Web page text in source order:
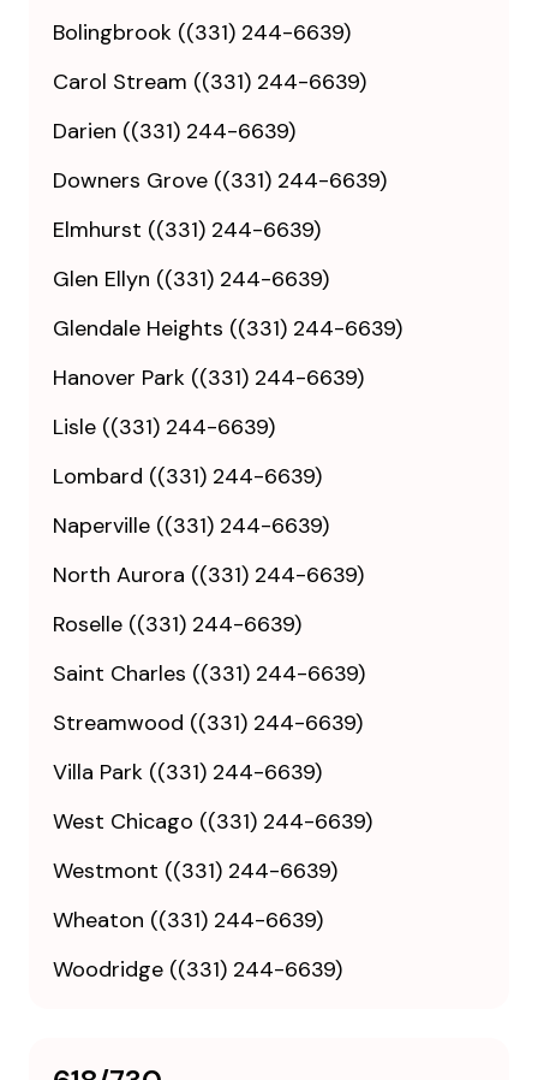
Bolingbrook ((331) 244-6639)
Carol Stream ((331) 244-6639)
Darien ((331) 244-6639)
Downers Grove ((331) 244-6639)
Elmhurst ((331) 244-6639)
Glen Ellyn ((331) 244-6639)
Glendale Heights ((331) 244-6639)
Hanover Park ((331) 244-6639)
Lisle ((331) 244-6639)
Lombard ((331) 244-6639)
Naperville ((331) 244-6639)
North Aurora ((331) 244-6639)
Roselle ((331) 244-6639)
Saint Charles ((331) 244-6639)
Streamwood ((331) 244-6639)
Villa Park ((331) 244-6639)
West Chicago ((331) 244-6639)
Westmont ((331) 244-6639)
Wheaton ((331) 244-6639)
Woodridge ((331) 244-6639)